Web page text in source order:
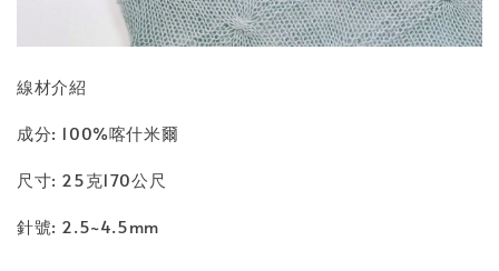
線材介紹
成分: 100%喀什米爾
尺寸: 25克170公尺
針號: 2.5~4.5mm